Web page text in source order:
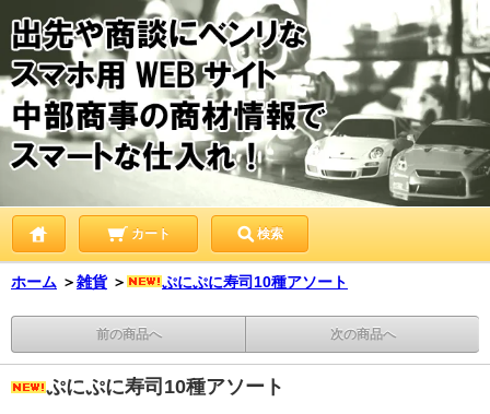
カート 検索
ホーム ＞雑貨 ＞ ぷにぷに寿司10種アソート
前の商品へ 次の商品へ
ぷにぷに寿司10種アソート